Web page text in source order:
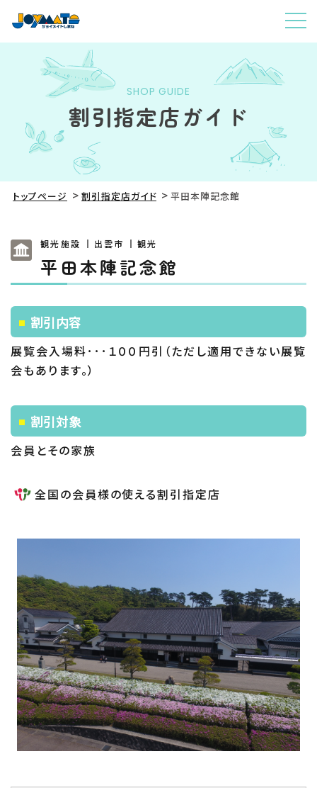
SHOP GUIDE
割引指定店ガイド
トップページ 割引指定店ガイド 平田本陣記念館
観光施設 出雲市 観光
平田本陣記念館
割引内容
展覧会入場料･･･１００円引（ただし適用できない展覧
会もあります。）
割引対象
会員とその家族
全国の会員様の使える割引指定店